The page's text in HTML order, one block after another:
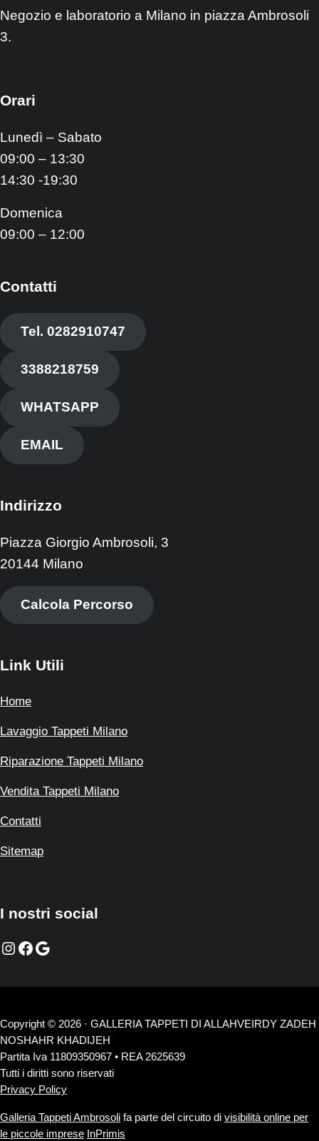
Negozio e laboratorio a Milano in piazza Ambrosoli
3.
Orari
Lunedì – Sabato
09:00 – 13:30
14:30 -19:30
Domenica
09:00 – 12:00
Contatti
Tel. 0282910747
3388218759
WHATSAPP
EMAIL
Indirizzo
Piazza Giorgio Ambrosoli, 3
20144 Milano
Calcola Percorso
Link Utili
Home
Lavaggio Tappeti Milano
Riparazione Tappeti Milano
Vendita Tappeti Milano
Contatti
Sitemap
I nostri social
Instagram
Facebook
Google
Copyright © 2026 · GALLERIA TAPPETI DI ALLAHVEIRDY ZADEH
NOSHAHR KHADIJEH
Partita Iva 11809350967 • REA 2625639
Tutti i diritti sono riservati
Privacy Policy
Galleria Tappeti Ambrosoli fa parte del circuito divisibilità online per
le piccole imprese InPrimis